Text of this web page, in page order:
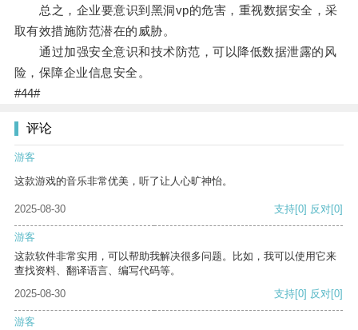
总之，企业要意识到黑洞vp的危害，重视数据安全，采
取有效措施防范潜在的威胁。
通过加强安全意识和技术防范，可以降低数据泄露的风
险，保障企业信息安全。
#44#
评论
游客
这款游戏的音乐非常优美，听了让人心旷神怡。
2025-08-30 支持[0] 反对[0]
游客
这款软件非常实用，可以帮助我解决很多问题。比如，我可以使用它来
查找资料、翻译语言、编写代码等。
2025-08-30
支持[0] 反对[0]
游客